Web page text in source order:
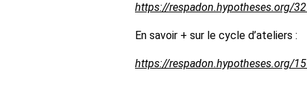
https://respadon.hypotheses.org/
En savoir + sur le cycle d’ateliers :
https://respadon.hypotheses.org/